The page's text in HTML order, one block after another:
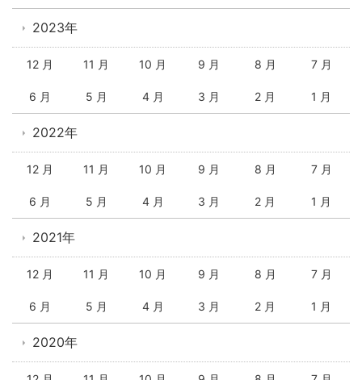
2023年
12 月 11 月 10 月 9 月 8 月 7 月
6 月 5 月 4 月 3 月 2 月 1 月
2022年
12 月 11 月 10 月 9 月 8 月 7 月
6 月 5 月 4 月 3 月 2 月 1 月
2021年
12 月 11 月 10 月 9 月 8 月 7 月
6 月 5 月 4 月 3 月 2 月 1 月
2020年